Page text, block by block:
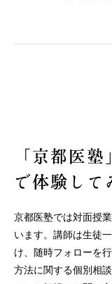
「京都医
で体験して
京都医塾では対面授
います。 講師は生徒
け、随時フォローを
方法に関する個別相